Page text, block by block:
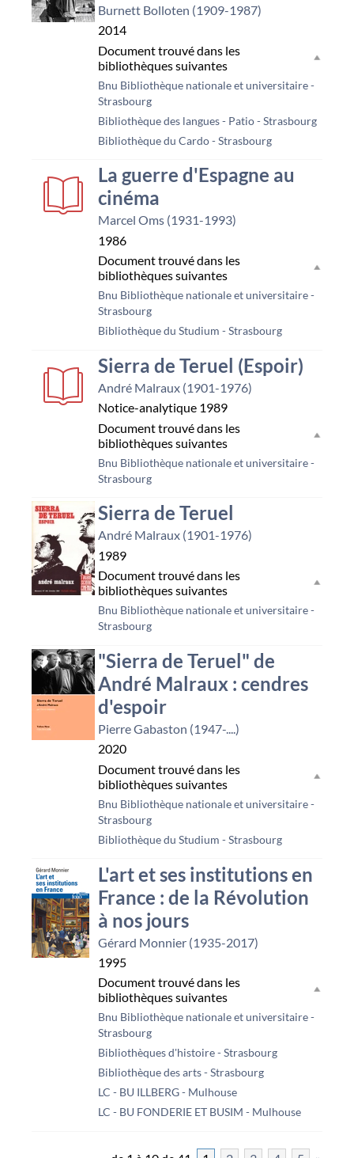
Burnett Bolloten (1909-1987)
2014
Document trouvé dans les
bibliothèques suivantes
Bnu Bibliothèque nationale et universitaire -
Strasbourg
Bibliothèque des langues - Patio - Strasbourg
Bibliothèque du Cardo - Strasbourg
La guerre d'Espagne au
cinéma
Marcel Oms (1931-1993)
1986
Document trouvé dans les
bibliothèques suivantes
Bnu Bibliothèque nationale et universitaire -
Strasbourg
Bibliothèque du Studium - Strasbourg
Sierra de Teruel (Espoir)
André Malraux (1901-1976)
Notice-analytique 1989
Document trouvé dans les
bibliothèques suivantes
Bnu Bibliothèque nationale et universitaire -
Strasbourg
Sierra de Teruel
André Malraux (1901-1976)
1989
Document trouvé dans les
bibliothèques suivantes
Bnu Bibliothèque nationale et universitaire -
Strasbourg
"Sierra de Teruel" de
André Malraux : cendres
d'espoir
Pierre Gabaston (1947-....)
2020
Document trouvé dans les
bibliothèques suivantes
Bnu Bibliothèque nationale et universitaire -
Strasbourg
Bibliothèque du Studium - Strasbourg
L'art et ses institutions en
France : de la Révolution
à nos jours
Gérard Monnier (1935-2017)
1995
Document trouvé dans les
bibliothèques suivantes
Bnu Bibliothèque nationale et universitaire -
Strasbourg
Bibliothèques d'histoire - Strasbourg
Bibliothèque des arts - Strasbourg
LC - BU ILLBERG - Mulhouse
LC - BU FONDERIE ET BUSIM - Mulhouse